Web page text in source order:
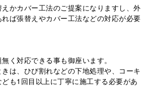
かカバー工法のご提案になりますし、外
ば張替えやカバー工法などの対応が必要
く対応できる事も御座います。
は、ひび割れなどの下地処理や、コーキ
も1回目以上に丁寧に施工する必要があ